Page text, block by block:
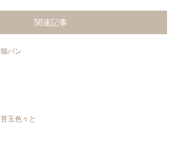
関連記事
猫パン
苔玉色々と